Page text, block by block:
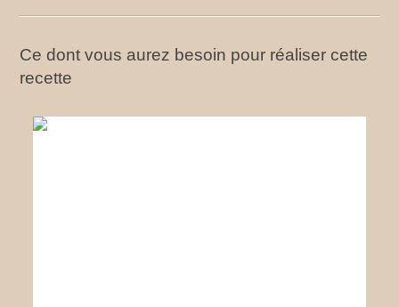
Ce dont vous aurez besoin pour réaliser cette
recette